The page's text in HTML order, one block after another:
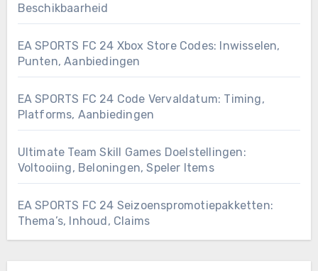
Beschikbaarheid
EA SPORTS FC 24 Xbox Store Codes: Inwisselen,
Punten, Aanbiedingen
EA SPORTS FC 24 Code Vervaldatum: Timing,
Platforms, Aanbiedingen
Ultimate Team Skill Games Doelstellingen:
Voltooiing, Beloningen, Speler Items
EA SPORTS FC 24 Seizoenspromotiepakketten:
Thema’s, Inhoud, Claims